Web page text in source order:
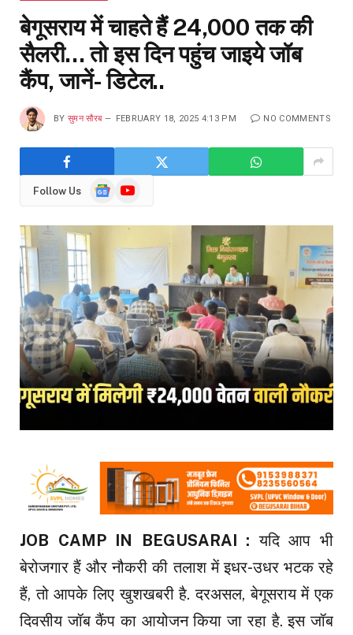
बेगूसराय में चाहते हैं ₹24,000 तक की
सैलरी… तो इस दिन पहुंच जाइये जॉब
कैंप, जानें- डिटेल..
BY सुमन सौरब FEBRUARY 18, 2025 4:13 PM NO COMMENTS
Follow Us
GoogleYouTube
JOB CAMP IN BEGUSARAI : यदि आप भी
बेरोजगार हैं और नौकरी की तलाश में इधर-उधर भटक रहे
हैं, तो आपके लिए खुशखबरी है. दरअसल, बेगूसराय में एक
दिवसीय जॉब कैंप का आयोजन किया जा रहा है. इस जॉब